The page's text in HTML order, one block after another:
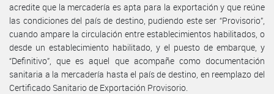
acredite que la mercadería es apta para la exportación y que reúne
las condiciones del país de destino, pudiendo este ser “Provisorio”,
cuando ampare la circulación entre establecimientos habilitados, o
desde un establecimiento habilitado, y el puesto de embarque, y
“Definitivo”, que es aquel que acompañe como documentación
sanitaria a la mercadería hasta el país de destino, en reemplazo del
Certificado Sanitario de Exportación Provisorio.